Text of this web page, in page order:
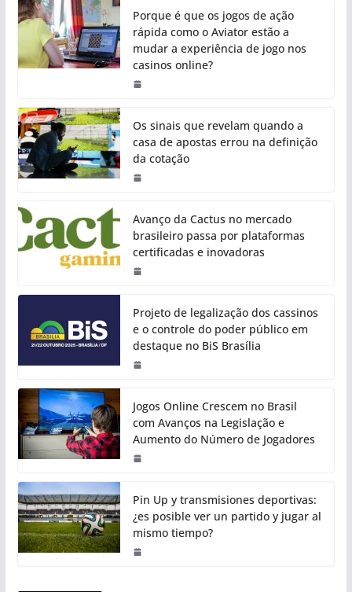
Porque é que os jogos de ação
rápida como o Aviator estão a
mudar a experiência de jogo nos
casinos online?
Os sinais que revelam quando a
casa de apostas errou na definição
da cotação
Avanço da Cactus no mercado
brasileiro passa por plataformas
certificadas e inovadoras
Projeto de legalização dos cassinos
e o controle do poder público em
destaque no BiS Brasília
Jogos Online Crescem no Brasil
com Avanços na Legislação e
Aumento do Número de Jogadores
Pin Up y transmisiones deportivas:
¿es posible ver un partido y jugar al
mismo tiempo?